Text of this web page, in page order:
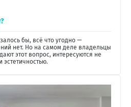
бы, всё что угодно —
нет. Но на самом деле владельцы
этот вопрос, интересуются не
эстетичностью.